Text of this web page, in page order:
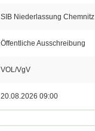
SIB Niederlassung Chemnitz
Öffentliche Ausschreibung
VOL/VgV
20.08.2026 09:00